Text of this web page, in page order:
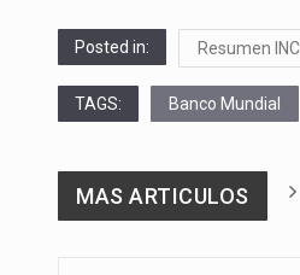
Posted in: Resumen
TAGS: Banco Mundial
MAS ARTICULOS